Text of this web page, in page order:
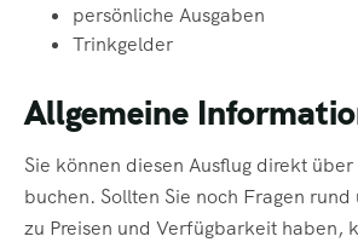
persönliche Ausgaben
Trinkgelder
Allgemeine
Sie können diesen Ausflug direkt
buchen. Sollten Sie noch Fragen rund
zu Preisen und Verfügbarkeit haben,